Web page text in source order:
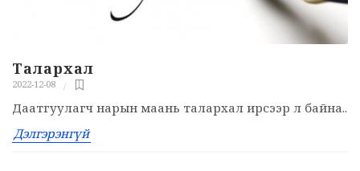
Талархал
2022-12-08
Даатгуулагч нарын маань талархал ирсээр л байна..
Дэлгэрэнгүй